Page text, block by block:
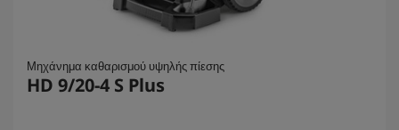
Μηχάνημα καθαρισμού υψηλής πίεσης
HD 9/20-4 S Plus